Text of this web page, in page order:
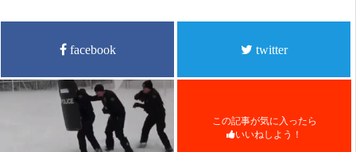
facebook twitter
この記事が気に入ったら
いいねしよう！